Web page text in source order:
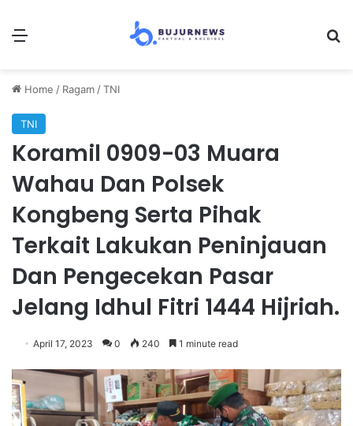
Menu
Home / Ragam /TNI
TNI
Koramil 0909-03 Muara
Wahau Dan Polsek
Kongbeng Serta Pihak
Terkait Lakukan Peninjauan
Dan Pengecekan Pasar
Jelang Idhul Fitri 1444 Hijriah.
April 17, 2023 0 240 1 minute read